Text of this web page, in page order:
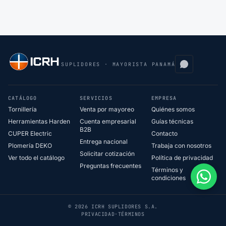
SUPLIDORES · MAYORISTA PANAMÁ
CATÁLOGO
Tornillería
Herramientas Harden
CUPER Electric
Plomería DEKO
Ver todo el catálogo
SERVICIOS
Venta por mayoreo
Cuenta empresarial
B2B
Entrega nacional
Solicitar cotización
Preguntas frecuentes
EMPRESA
Quiénes somos
Guías técnicas
Contacto
Trabaja con nosotros
Política de privacidad
Términos y
condiciones
© 2026 ICRH SUPLIDORES S.A.
PRIVACIDAD · TÉRMINOS